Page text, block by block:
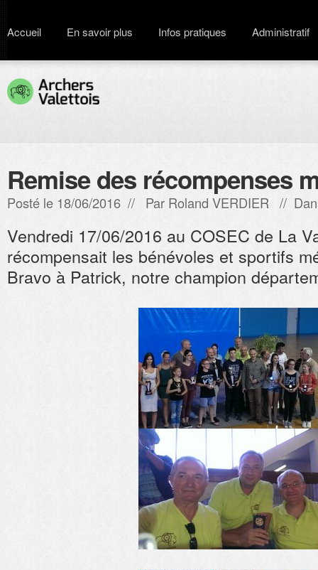
Accueil En savoir plus Infos pratiques Administratif
Remise des récompenses
Posté le 18/06/2016 // Par Roland VERDIER //
Vendredi 17/06/2016 au COSEC de La
récompensait les bénévoles et sportifs
Bravo à Patrick, notre champion